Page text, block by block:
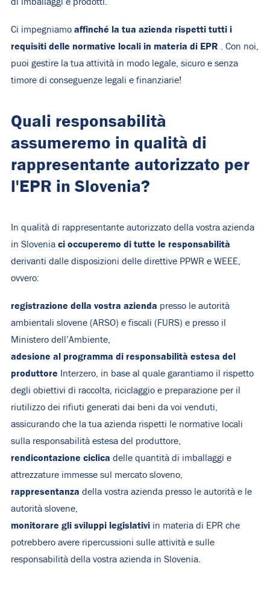
Ci impegniamo affinché la tua azienda rispetti tutti i
requisiti delle normative locali in materia di EPR . Con noi,
puoi gestire la tua attività in modo legale, sicuro e senza
timore di conseguenze legali e finanziarie!
Quali responsabilità
assumeremo in qualità di
rappresentante autorizzato per
l'EPR in Slovenia?
In qualità di rappresentante autorizzato della vostra azienda
in Slovenia ci occuperemo di tutte le responsabilità
derivanti dalle disposizioni delle direttive PPWR e WEEE,
ovvero:
registrazione della vostra azienda presso le autorità
ambientali slovene (ARSO) e fiscali (FURS) e presso il
Ministero dell’Ambiente,
adesione al programma di responsabilità estesa del
produttore Interzero, in base al quale garantiamo il rispetto
degli obiettivi di raccolta, riciclaggio e preparazione per il
riutilizzo dei rifiuti generati dai beni da voi venduti,
assicurando che la tua azienda rispetti le normative locali
sulla responsabilità estesa del produttore,
rendicontazione ciclica delle quantità di imballaggi e
attrezzature immesse sul mercato sloveno,
rappresentanza della vostra azienda presso le autorità e le
autorità slovene,
monitorare gli sviluppi legislativi in materia di EPR che
potrebbero avere ripercussioni sulle attività e sulle
responsabilità della vostra azienda in Slovenia.